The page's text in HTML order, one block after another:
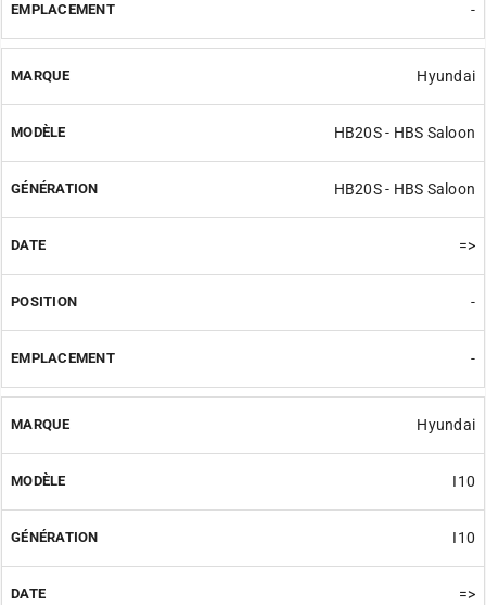
-
Hyundai
HB20S - HBS Saloon
HB20S - HBS Saloon
=>
-
-
Hyundai
I10
I10
=>